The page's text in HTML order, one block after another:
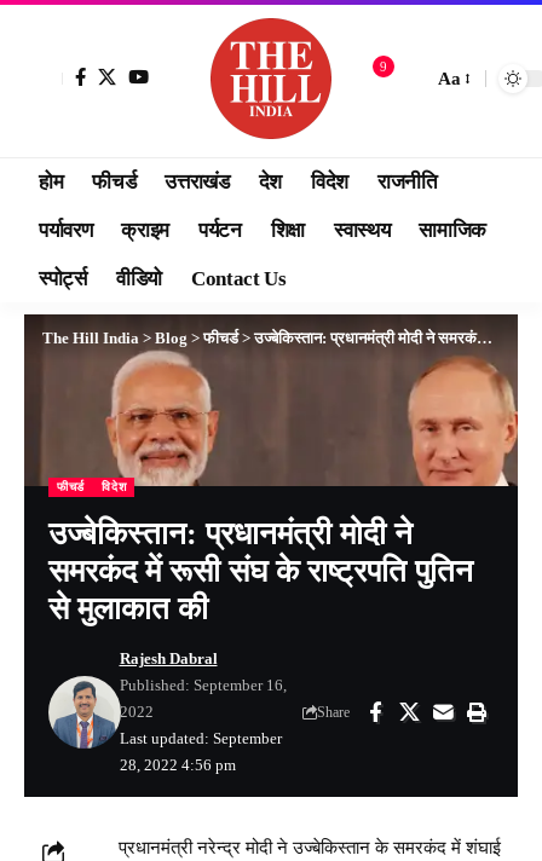
9
Aa
होम फीचर्ड उत्तराखंड देश विदेश राजनीति
पर्यावरण क्राइम पर्यटन शिक्षा स्वास्थय सामाजिक
स्पोर्ट्स वीडियो Contact Us
The Hill India > Blog >फीचर्ड>उज्बेकिस्तान: प्रधानमंत्री मोदी ने समरकंद में रूसी संघ के राष्ट्रपति पुतिन से मुलाकात की
फीचर्ड विदेश
उज्बेकिस्तान: प्रधानमंत्री मोदी ने
समरकंद में रूसी संघ के राष्ट्रपति पुतिन
से मुलाकात की
Last updated: September
28, 2022 4:56 pm
Rajesh Dabral
Published: September 16,
2022
Share
प्रधानमंत्री नरेन्द्र मोदी ने उज्बेकिस्तान के समरकंद में शंघाई